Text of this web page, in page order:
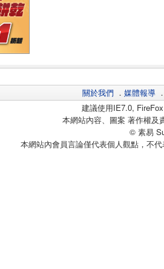
關於我們 ． 媒體報導
建議使用IE7.0,
本網站內容、圖案 著作權及
© 素易
本網站內會員言論僅代表個人觀點，不